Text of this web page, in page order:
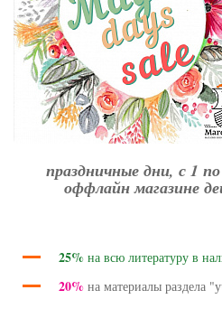
праздничные дни, с 1
оффлайн магазине
25% на всю литературу в
20% на материалы раздела